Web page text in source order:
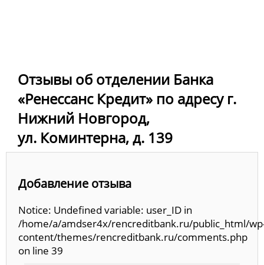
Отзывы об отделении Банка
«Ренессанс Кредит» по адресу г.
Нижний Новгород,
ул. Коминтерна, д. 139
Добавление отзыва
Notice: Undefined variable: user_ID in
/home/a/amdser4x/rencreditbank.ru/public_html/
content/themes/rencreditbank.ru/comments.php
on line 39